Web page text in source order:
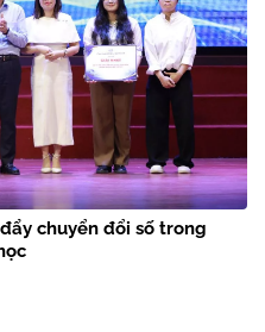
chuyển đổi số trong